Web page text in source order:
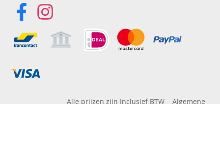
Alle prijzen zijn Inclusief BTW
Algemene